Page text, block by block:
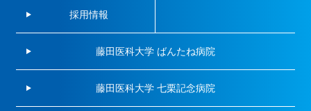
採用情報
藤田医科大学 ばんたね病院
藤田医科大学 七栗記念病院